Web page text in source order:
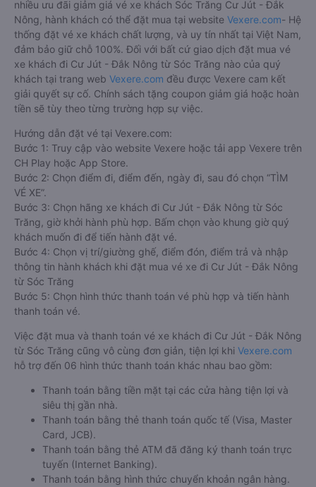
nhiều ưu đãi giảm giá vé xe khách Sóc Trăng Cư Jút - Đắk
Nông, hành khách có thể đặt mua tại website Vexere.com- Hệ
thống đặt vé xe khách chất lượng, và uy tín nhất tại Việt Nam,
đảm bảo giữ chỗ 100%. Đối với bất cứ giao dịch đặt mua vé
xe khách đi Cư Jút - Đắk Nông từ Sóc Trăng nào của quý
khách tại trang web Vexere.com đều được Vexere cam kết
giải quyết sự cố. Chính sách tặng coupon giảm giá hoặc hoàn
tiền sẽ tùy theo từng trường hợp sự việc.
Hướng dẫn đặt vé tại Vexere.com:
Bước 1: Truy cập vào website Vexere hoặc tải app Vexere trên
CH Play hoặc App Store.
Bước 2: Chọn điểm đi, điểm đến, ngày đi, sau đó chọn “TÌM
VÉ XE”.
Bước 3: Chọn hãng xe khách đi Cư Jút - Đắk Nông từ Sóc
Trăng, giờ khởi hành phù hợp. Bấm chọn vào khung giờ quý
khách muốn đi để tiến hành đặt vé.
Bước 4: Chọn vị trí/giường ghế, điểm đón, điểm trả và nhập
thông tin hành khách khi đặt mua vé xe đi Cư Jút - Đắk Nông
từ Sóc Trăng
Bước 5: Chọn hình thức thanh toán vé phù hợp và tiến hành
thanh toán vé.
Việc đặt mua và thanh toán vé xe khách đi Cư Jút - Đắk Nông
từ Sóc Trăng cũng vô cùng đơn giản, tiện lợi khi Vexere.com
hỗ trợ đến 06 hình thức thanh toán khác nhau bao gồm:
Thanh toán bằng tiền mặt tại các cửa hàng tiện lợi và
siêu thị gần nhà.
Thanh toán bằng thẻ thanh toán quốc tế (Visa, Master
Card, JCB).
Thanh toán bằng thẻ ATM đã đăng ký thanh toán trực
tuyến (Internet Banking).
Thanh toán bằng hình thức chuyển khoản ngân hàng.